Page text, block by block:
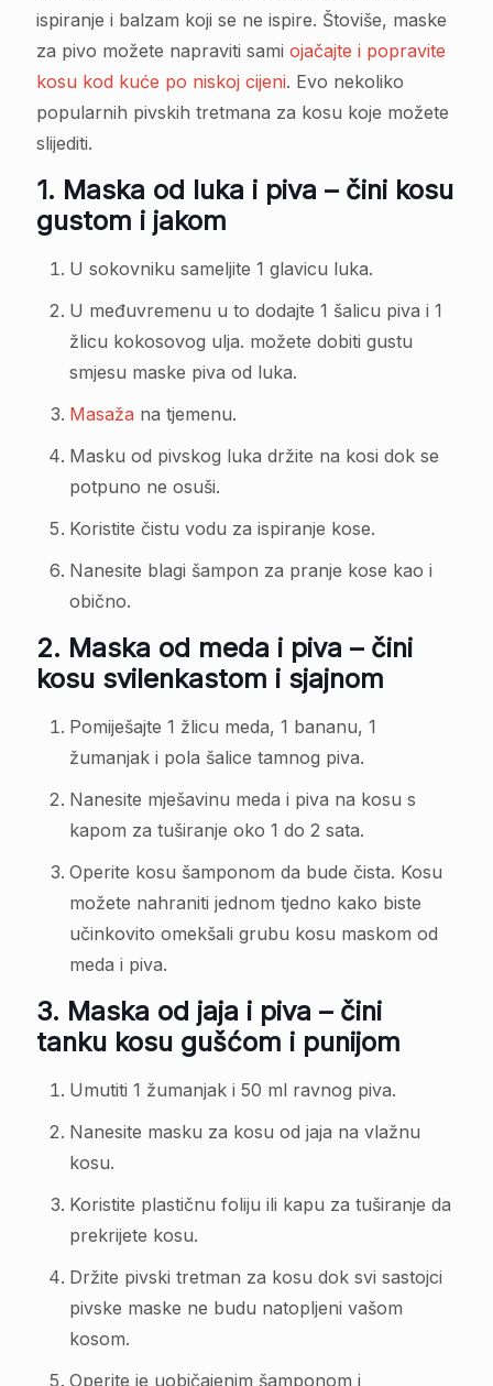
ispiranje i balzam koji se ne ispire. Štoviše, maske
za pivo možete napraviti sami ojačajte i popravite
kosu kod kuće po niskoj cijeni. Evo nekoliko
popularnih pivskih tretmana za kosu koje možete
slijediti.
1. Maska od luka i piva – čini kosu
gustom i jakom
U sokovniku sameljite 1 glavicu luka.
U međuvremenu u to dodajte 1 šalicu piva i 1
žlicu kokosovog ulja. možete dobiti gustu
smjesu maske piva od luka.
Masaža na tjemenu.
Masku od pivskog luka držite na kosi dok se
potpuno ne osuši.
Koristite čistu vodu za ispiranje kose.
Nanesite blagi šampon za pranje kose kao i
obično.
2. Maska od meda i piva – čini
kosu svilenkastom i sjajnom
Pomiješajte 1 žlicu meda, 1 bananu, 1
žumanjak i pola šalice tamnog piva.
Nanesite mješavinu meda i piva na kosu s
kapom za tuširanje oko 1 do 2 sata.
Operite kosu šamponom da bude čista. Kosu
možete nahraniti jednom tjedno kako biste
učinkovito omekšali grubu kosu maskom od
meda i piva.
3. Maska od jaja i piva – čini
tanku kosu gušćom i punijom
Umutiti 1 žumanjak i 50 ml ravnog piva.
Nanesite masku za kosu od jaja na vlažnu
kosu.
Koristite plastičnu foliju ili kapu za tuširanje da
prekrijete kosu.
Držite pivski tretman za kosu dok svi sastojci
pivske maske ne budu natopljeni vašom
kosom.
Operite je uobičajenim šamponom i